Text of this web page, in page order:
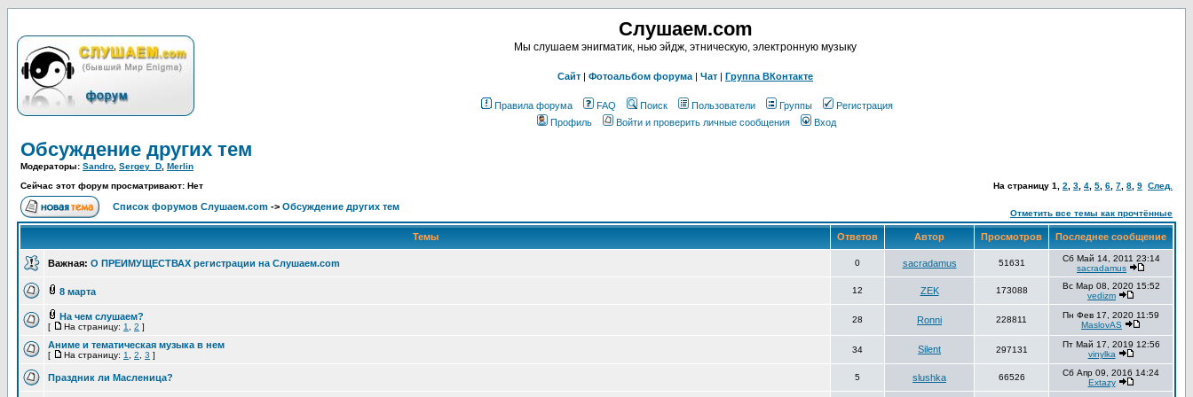
Слушаем.com
Мы слушаем энигматик, нью эйдж, этническую, электронную музыку
Сайт | Фотоальбом форума | Чат | Группа ВКонтакте
Правила форума FAQ Поиск Пользователи Группы
Регистрация
Профиль
Войти и проверить личные сообщения Вход
Обcуждение других тем
Модераторы: Sandro Sergey_D Merlin
Сейчас этот форум просматривают: Нет
На страницу 1 2 3 4 5 6 7 8 9 След.
Список форумов Слушаем.com -> Обcуждение других тем
Отметить все темы как прочтённые
Темы Ответов Автор Просмотров Последнее сообщение
Важная: О ПРЕИМУЩЕСТВАХ регистрации на Слушаем.com 0 sacradamus 51631
Сб Май 14, 2011 23:14
sacradamus
8 марта 12 ZEK 173088
Вс Мар 08, 2020 15:52
vedizm
На чем слушаем?
[ На страницу: 1 2 ]
28 Ronni 228811
Пн Фев 17, 2020 11:59
MaslovAS
Аниме и тематическая музыка в нем
[ На страницу: 1 2 3 ]
34 Silent 297131
Пт Май 17, 2019 12:56
vinylka
Праздник ли Масленица? 5 slushka 66526
Сб Апр 09, 2016 14:24
Extazy